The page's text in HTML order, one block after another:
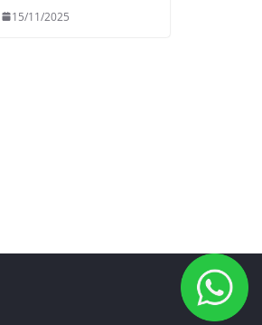
15/11/2025